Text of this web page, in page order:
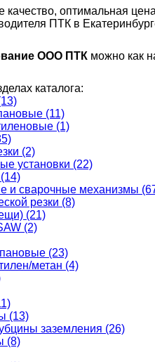
качество, оптимальная
ПТК в
ООО ПТК можно как
каталога:
(11)
(1)
(2)
установки (22)
и сварочные механизмы
резки (8)
(21)
(2)
(23)
метан (4)
(13)
заземления (26)
(8)